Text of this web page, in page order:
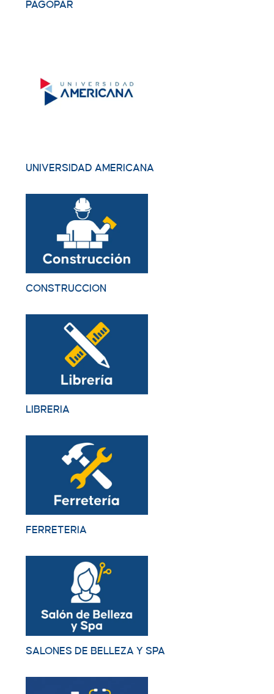
PAGOPAR
UNIVERSIDAD AMERICANA
CONSTRUCCION
LIBRERIA
FERRETERIA
SALONES DE BELLEZA Y SPA